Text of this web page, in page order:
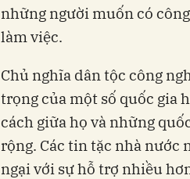
những người muốn có
làm việc.
Chủ nghĩa dân tộc công
trọng của một số quốc gia
cách giữa họ và những
rộng. Các tin tặc nhà nước
ngại với sự hỗ trợ nhiều